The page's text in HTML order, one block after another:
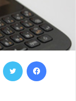
فيسبوك